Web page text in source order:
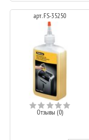
арт. FS-35250
Отзывы (0)